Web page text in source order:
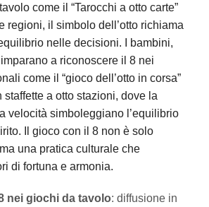
come il “Tarocchi a otto carte”
regioni, il simbolo dell’otto richiama
nelle decisioni. I bambini,
a riconoscere il 8 nei
come il “gioco dell’otto in corsa”
staffette a otto stazioni, dove la
velocità simboleggiano l’equilibrio
Il gioco con il 8 non è solo
una pratica culturale che
di fortuna e armonia.
nei giochi da tavolo: diffusione in